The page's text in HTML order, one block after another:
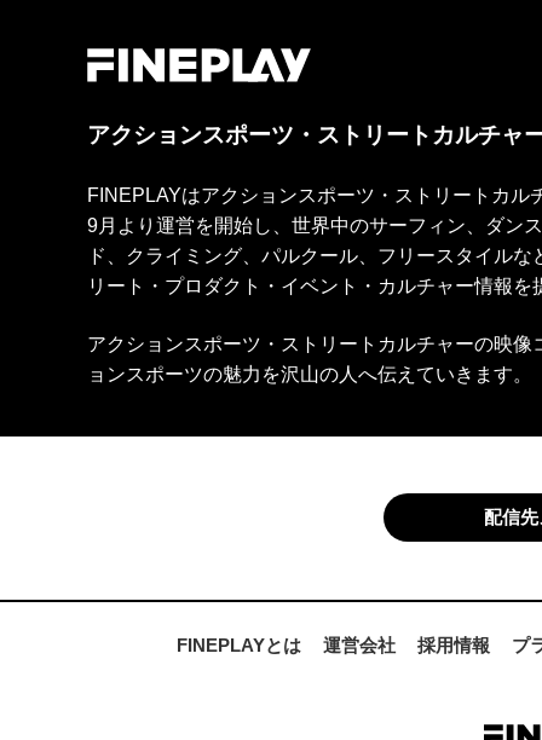
アクションスポーツ・ストリートカルチャ
FINEPLAYはアクションスポーツ・ストリートカ
9月より運営を開始し、世界中のサーフィン、ダン
ド、クライミング、パルクール、フリースタイル
リート・プロダクト・イベント・カルチャー情報を
アクションスポーツ・ストリートカルチャーの映
ョンスポーツの魅力を沢山の人へ伝えていきます。
配信
FINEPLAYとは 運営会社 採用情報 プ